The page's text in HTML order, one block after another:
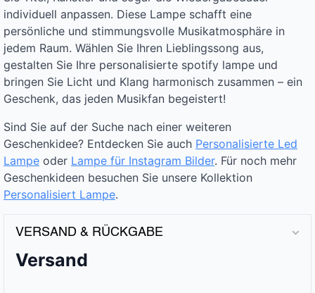
individuell anpassen. Diese Lampe schafft eine
persönliche und stimmungsvolle Musikatmosphäre in
jedem Raum. Wählen Sie Ihren Lieblingssong aus,
gestalten Sie Ihre personalisierte spotify lampe und
bringen Sie Licht und Klang harmonisch zusammen – ein
Geschenk, das jeden Musikfan begeistert!
Sind Sie auf der Suche nach einer weiteren
Geschenkidee? Entdecken Sie auch Personalisierte Led
Lampe oder Lampe für Instagram Bilder. Für noch mehr
Geschenkideen besuchen Sie unsere Kollektion
Personalisiert Lampe.
VERSAND & RÜCKGABE
Versand